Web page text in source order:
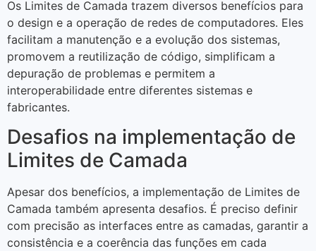
Os Limites de Camada trazem diversos benefícios para
o design e a operação de redes de computadores. Eles
facilitam a manutenção e a evolução dos sistemas,
promovem a reutilização de código, simplificam a
depuração de problemas e permitem a
interoperabilidade entre diferentes sistemas e
fabricantes.
Desafios na implementação de
Limites de Camada
Apesar dos benefícios, a implementação de Limites de
Camada também apresenta desafios. É preciso definir
com precisão as interfaces entre as camadas, garantir a
consistência e a coerência das funções em cada